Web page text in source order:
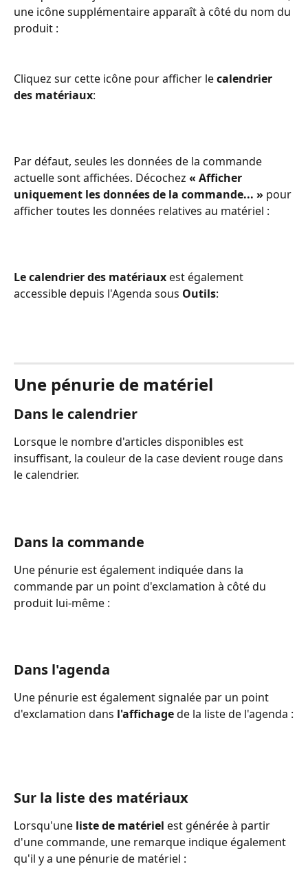
une icône supplémentaire apparaît à côté du nom du
produit :
Cliquez sur cette icône pour afficher le calendrier
des matériaux:
Par défaut, seules les données de la commande
actuelle sont affichées. Décochez « Afficher
uniquement les données de la commande... » pour
afficher toutes les données relatives au matériel :
Le calendrier des matériaux est également
accessible depuis l'Agenda sous Outils:
Une pénurie de matériel
Dans le calendrier
Lorsque le nombre d'articles disponibles est
insuffisant, la couleur de la case devient rouge dans
le calendrier.
Dans la commande
Une pénurie est également indiquée dans la
commande par un point d'exclamation à côté du
produit lui-même :
Dans l'agenda
Une pénurie est également signalée par un point
d'exclamation dans l'affichage de la liste de l'agenda :
Sur la liste des matériaux
Lorsqu'une liste de matériel est générée à partir
d'une commande, une remarque indique également
qu'il y a une pénurie de matériel :